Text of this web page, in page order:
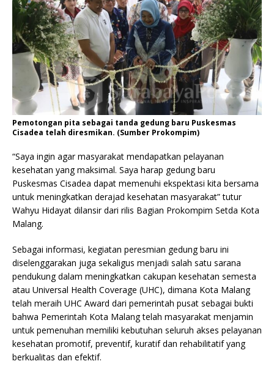
Pemotongan pita sebagai tanda gedung baru Puskesmas
Cisadea telah diresmikan. (Sumber Prokompim)
“Saya ingin agar masyarakat mendapatkan pelayanan
kesehatan yang maksimal. Saya harap gedung baru
Puskesmas Cisadea dapat memenuhi ekspektasi kita bersama
untuk meningkatkan derajad kesehatan masyarakat” tutur
Wahyu Hidayat dilansir dari rilis Bagian Prokompim Setda Kota
Malang.
Sebagai informasi, kegiatan peresmian gedung baru ini
diselenggarakan juga sekaligus menjadi salah satu sarana
pendukung dalam meningkatkan cakupan kesehatan semesta
atau Universal Health Coverage (UHC), dimana Kota Malang
telah meraih UHC Award dari pemerintah pusat sebagai bukti
bahwa Pemerintah Kota Malang telah masyarakat menjamin
untuk pemenuhan memiliki kebutuhan seluruh akses pelayanan
kesehatan promotif, preventif, kuratif dan rehabilitatif yang
berkualitas dan efektif.